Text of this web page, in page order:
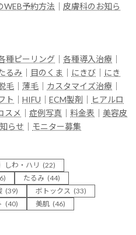
WEB予約方法
皮膚科のお知ら
種ピーリング 各種導入治療
るみ 目のくま にきび
にき
毛 薄毛 カスタマイズ治療
ト
HIFU ECM製剤
ヒアルロ
スメ 症例写真 料金表
美容皮
らせ モニター募集
しわ・ハリ (22)
たるみ (44)
(39) ボトックス (33)
(40) 美肌 (46)